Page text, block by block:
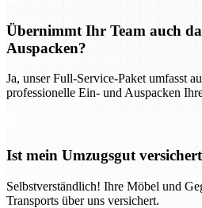
Übernimmt Ihr Team auch
Auspacken?
Ja, unser Full-Service-Paket umfasst
professionelle Ein- und Auspacken
Ist mein Umzugsgut
Selbstverständlich! Ihre Möbel und
Transports über uns versichert.